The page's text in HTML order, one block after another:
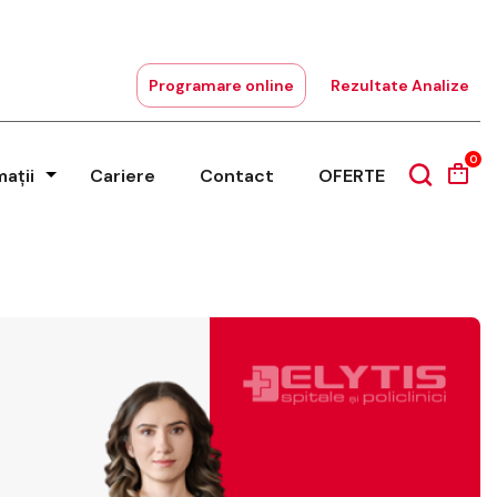
Programare online Rezultate Analize
Cariere Contact OFERTE
0